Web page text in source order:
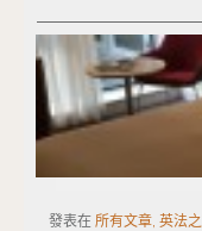
發表在 所有文章, 英法